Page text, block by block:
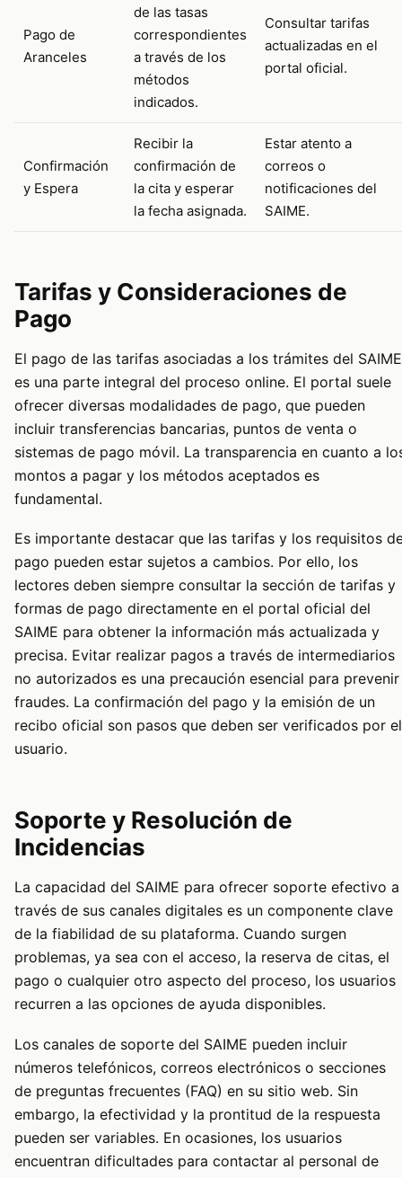
Pago de
Aranceles
de las tasas
correspondientes
a través de los
métodos
indicados.
Consultar tarifas
actualizadas en el
portal oficial.
Confirmación
y Espera
Recibir la
confirmación de
la cita y esperar
la fecha asignada.
Estar atento a
correos o
notificaciones del
SAIME.
Tarifas y Consideraciones de
Pago
El pago de las tarifas asociadas a los trámites del SAIME
es una parte integral del proceso online. El portal suele
ofrecer diversas modalidades de pago, que pueden
incluir transferencias bancarias, puntos de venta o
sistemas de pago móvil. La transparencia en cuanto a
montos a pagar y los métodos aceptados es
fundamental.
Es importante destacar que las tarifas y los requisitos
pago pueden estar sujetos a cambios. Por ello, los
lectores deben siempre consultar la sección de tarifas y
formas de pago directamente en el portal oficial del
SAIME para obtener la información más actualizada y
precisa. Evitar realizar pagos a través de intermediarios
no autorizados es una precaución esencial para prevenir
fraudes. La confirmación del pago y la emisión de un
recibo oficial son pasos que deben ser verificados por el
usuario.
Soporte y Resolución de
Incidencias
La capacidad del SAIME para ofrecer soporte efectivo a
través de sus canales digitales es un componente clave
de la fiabilidad de su plataforma. Cuando surgen
problemas, ya sea con el acceso, la reserva de citas, el
pago o cualquier otro aspecto del proceso, los usuarios
recurren a las opciones de ayuda disponibles.
Los canales de soporte del SAIME pueden incluir
números telefónicos, correos electrónicos o secciones
de preguntas frecuentes (FAQ) en su sitio web. Sin
embargo, la efectividad y la prontitud de la respuesta
pueden ser variables. En ocasiones, los usuarios
encuentran dificultades para contactar al personal de